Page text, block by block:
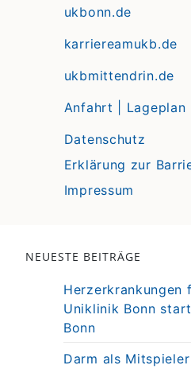
ukbonn.de
karriereamukb.de
ukbmittendrin.de
Anfahrt | Lageplan
Datenschutz
Erklärung zur
Impressum
NEUESTE BEITRÄGE
Herzerkrankungen
Uniklinik Bonn
Bonn
Darm als